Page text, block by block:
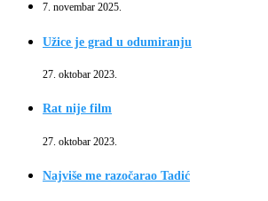
7. novembar 2025.
Užice je grad u odumiranju
27. oktobar 2023.
Rat nije film
27. oktobar 2023.
Najviše me razočarao Tadić